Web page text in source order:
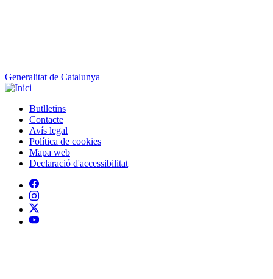
Generalitat de Catalunya
Peu
Butlletins
Contacte
Avís legal
Política de cookies
Mapa web
Declaració d'accessibilitat